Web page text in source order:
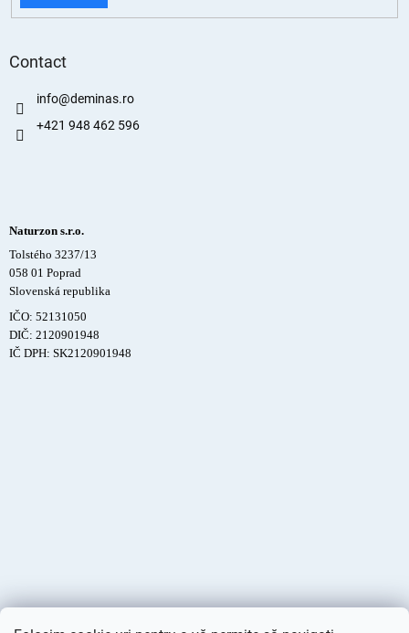
Contact
info@deminas.ro
+421 948 462 596
Naturzon s.r.o.
Tolstého 3237/13
058 01 Poprad
Slovenská republika
IČO: 52131050
DIČ: 2120901948
IČ DPH: SK2120901948